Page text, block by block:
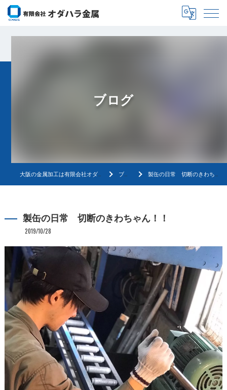
ブログ
大阪の金属加工は有限会社オダハラ金属 ブログ 製缶の日常 切断のきわちゃん！！
製缶の日常 切断のきわちゃん！！
2019/10/28